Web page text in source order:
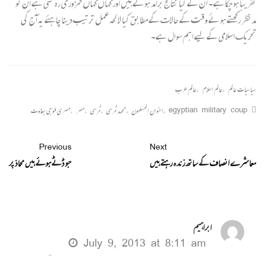
مدنظر رکھتے ہوئے وقت کے حالات کے مطابق کیا لائحہ عمل ترتیب دینا چاہئے یہ آج کی
تحریک اسلامی کے لیے اہم سوال ہے۔
سیاسیات عالم ,عالم اسلام ,عالم عرب
egyptian military coup
,اخوان المسلمون ,محمد مُرسی ,مُرسی ,مصر ,مصری فوجی بغاوت
Previous
جو ڈٹے ہوئے ہیں محاذ پر
Next
معاشرے انصاف کے ساتھ زندہ رہتے ہیں
ابراہیم
July 9, 2013 at 8:11 am